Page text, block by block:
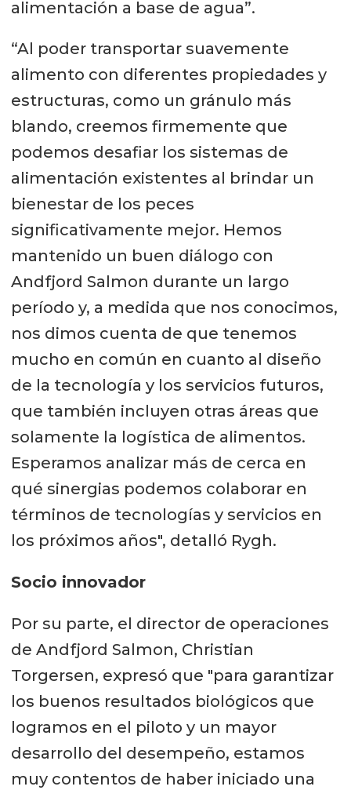
alimentación a base de agua”.
“Al poder transportar suavemente
alimento con diferentes propiedades y
estructuras, como un gránulo más
blando, creemos firmemente que
podemos desafiar los sistemas de
alimentación existentes al brindar un
bienestar de los peces
significativamente mejor. Hemos
mantenido un buen diálogo con
Andfjord Salmon durante un largo
período y, a medida que nos conocimos,
nos dimos cuenta de que tenemos
mucho en común en cuanto al diseño
de la tecnología y los servicios futuros,
que también incluyen otras áreas que
solamente la logística de alimentos.
Esperamos analizar más de cerca en
qué sinergias podemos colaborar en
términos de tecnologías y servicios en
los próximos años", detalló Rygh.
Socio innovador
Por su parte, el director de operaciones
de Andfjord Salmon, Christian
Torgersen, expresó que "para garantizar
los buenos resultados biológicos que
logramos en el piloto y un mayor
desarrollo del desempeño, estamos
muy contentos de haber iniciado una